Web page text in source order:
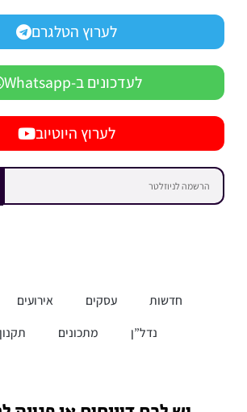
לערוץ הטלגרם
לעדכונים ב-Whatsapp
לערוץ היוטיוב
חדשות עסקים אירועים
נדל”ן
מתכונים